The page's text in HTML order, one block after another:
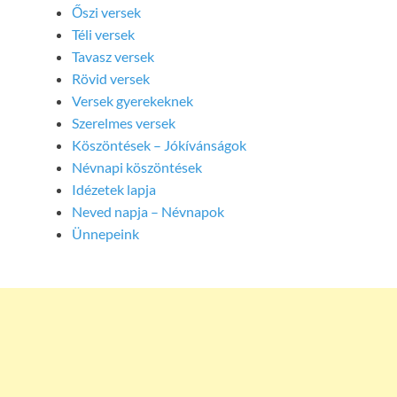
Őszi versek
Téli versek
Tavasz versek
Rövid versek
Versek gyerekeknek
Szerelmes versek
Köszöntések – Jókívánságok
Névnapi köszöntések
Idézetek lapja
Neved napja – Névnapok
Ünnepeink